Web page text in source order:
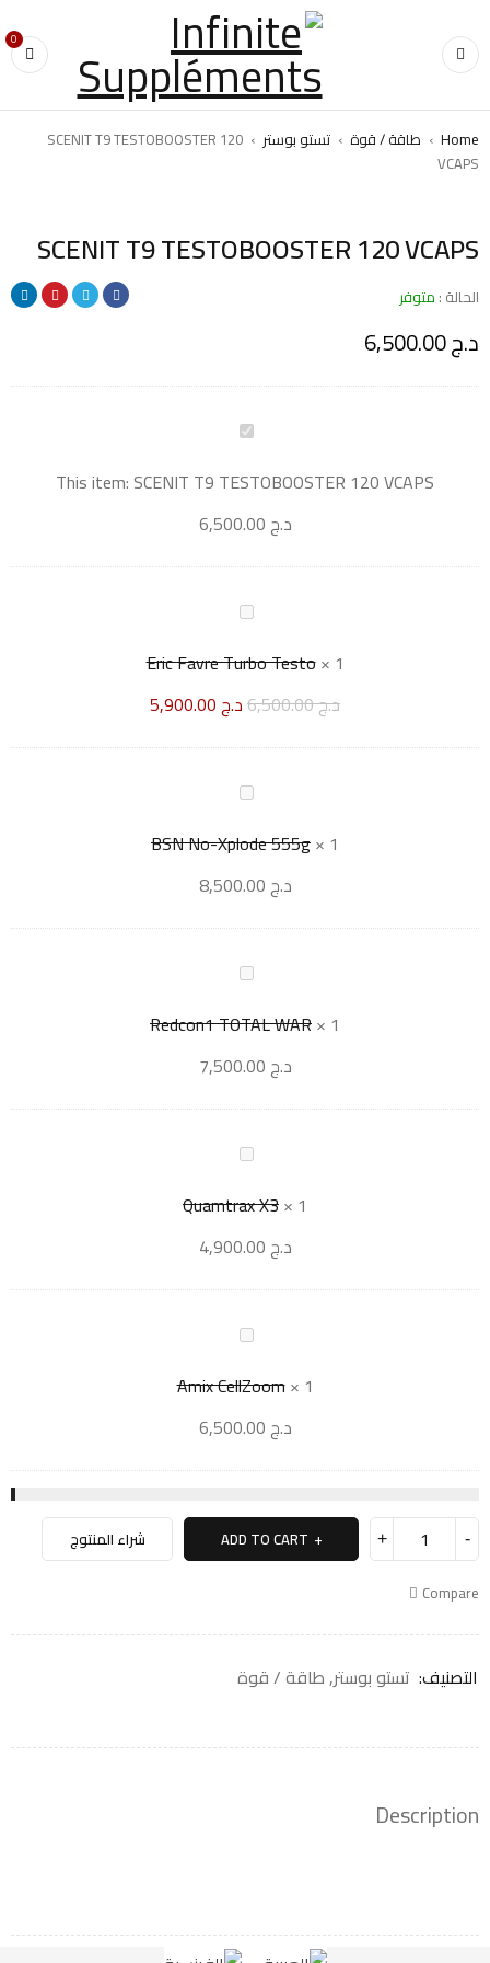
0
Home
› طاقة / قوة › تستو بوستر ›
SCENIT T9 TESTOBOOSTER 120
VCAPS
SCENIT T9 TESTOBOOSTER 120 VCAPS
الحالة : متوفر
د.ج
This item:SCENIT T9 TESTOBOOSTER 120 VCAPS
د.ج
1
×
Eric Favre Turbo Testo
د.ج6,500.00 د.ج
1
×
BSN No-Xplode 555g
د.ج
1
×
Redcon1 TOTAL WAR
د.ج
1
×
Quamtrax X3
د.ج
1
×
Amix CellZoom
د.ج
ADD TO CART شراء المنتوج
Compare
التصنيف: تستو بوستر,طاقة / قوة
Description